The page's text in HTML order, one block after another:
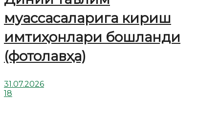
муассасаларига кириш
имтиҳонлари бошланди
(фотолавҳа)
31.07.2026
18